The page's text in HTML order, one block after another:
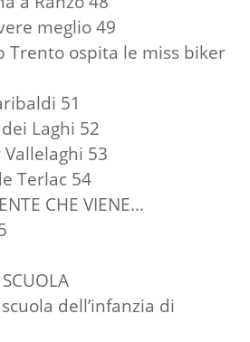
meglio 49
Trento ospita le miss biker
51
Laghi 52
53
Terlac 54
CHE VIENE...
dell’infanzia di